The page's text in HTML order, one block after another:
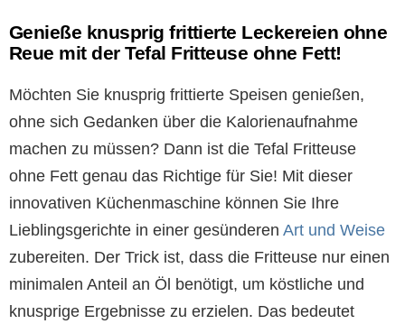
Genieße knusprig frittierte Leckereien ohne
Reue mit der Tefal Fritteuse ohne Fett!
Möchten Sie knusprig frittierte Speisen genießen,
ohne sich Gedanken über die Kalorienaufnahme
machen zu müssen? Dann ist die Tefal Fritteuse
ohne Fett genau das Richtige für Sie! Mit dieser
innovativen Küchenmaschine können Sie Ihre
Lieblingsgerichte in einer gesünderen Art und Weise
zubereiten. Der Trick ist, dass die Fritteuse nur einen
minimalen Anteil an Öl benötigt, um köstliche und
knusprige Ergebnisse zu erzielen. Das bedeutet